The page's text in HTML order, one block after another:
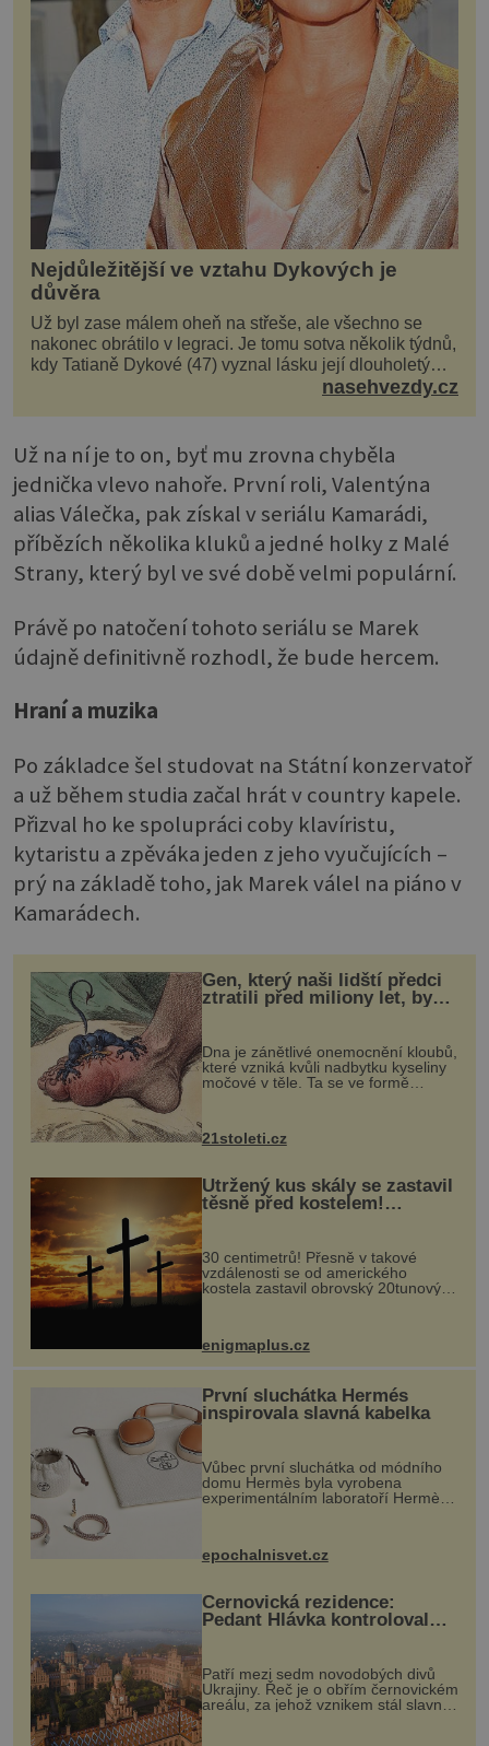
Nejdůležitější ve vztahu Dykových je
důvěra
Už byl zase málem oheň na střeše, ale všechno se
nakonec obrátilo v legraci. Je tomu sotva několik týdnů,
kdy Tatianě Dykové (47) vyznal lásku její dlouholetý
kolega a kamarád. Lidé si hned mysleli, ž...nasehvezdy.cz
Už na ní je to on, byť mu zrovna chyběla
jednička vlevo nahoře. První roli, Valentýna
alias Válečka, pak získal v seriálu Kamarádi,
příbězích několika kluků a jedné holky z Malé
Strany, který byl ve své době velmi populární.
Právě po natočení tohoto seriálu se Marek
údajně definitivně rozhodl, že bude hercem.
Hraní a muzika
Po základce šel studovat na Státní konzervatoř
a už během studia začal hrát v country kapele.
Přizval ho ke spolupráci coby klavíristu,
kytaristu a zpěváka jeden z jeho vyučujících –
prý na základě toho, jak Marek válel na piáno v
Kamarádech.
Gen, který naši lidští předci
ztratili před miliony let, by
mohl pomoci s léčbou
„nemoci králů“
Dna je zánětlivé onemocnění kloubů,
které vzniká kvůli nadbytku kyseliny
močové v těle. Ta se ve formě
nohou, a způsobuje bole...
21stoleti.cz
Utržený kus skály se zastavil
těsně před kostelem!
Ochránila ho boží síla?
30 centimetrů! Přesně v takové
vzdálenosti se od amerického
kostela zastavil obrovský 20tunový
...
enigmaplus.cz
První sluchátka Hermés
inspirovala slavná kabelka
Vůbec první sluchátka od módního
domu Hermès byla vyrobena
experimentálním laboratoří Hermès
kovový...
epochalnisvet.cz
Černovická rezidence:
Pedant Hlávka kontroloval
Patří mezi sedm novodobých divů
Ukrajiny. Řeč je o obřím černovickém
areálu, za jehož vznikem stál slavný
český architekt Josef Hlávka. Ten si
na něm dal mimořádně záležet. Jeho